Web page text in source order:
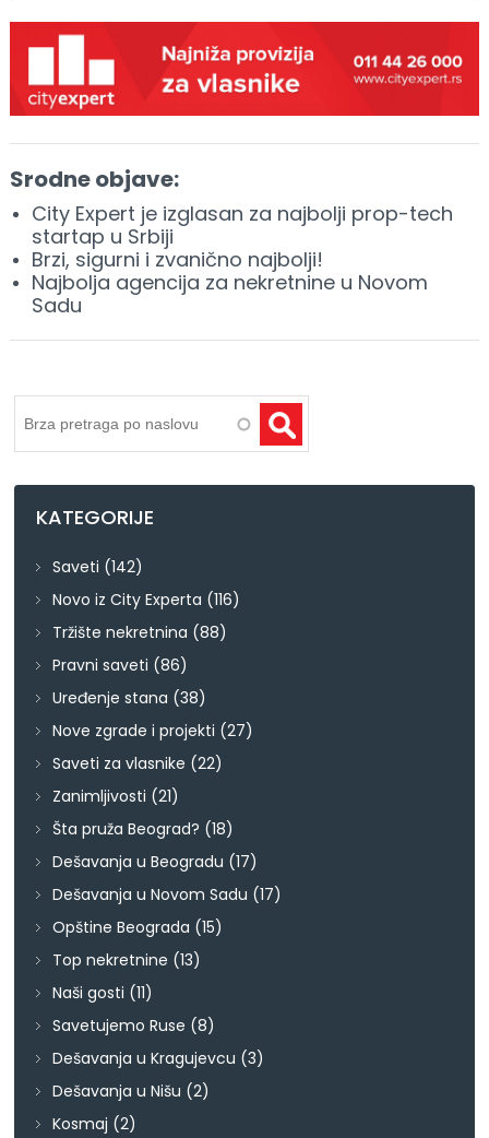
Srodne objave:
City Expert je izglasan za najbolji prop-tech
startap u Srbiji
Brzi, sigurni i zvanično najbolji!
Najbolja agencija za nekretnine u Novom
Sadu
KATEGORIJE
Saveti (142)
Novo iz City Experta (116)
Tržište nekretnina (88)
Pravni saveti (86)
Uređenje stana (38)
Nove zgrade i projekti (27)
Saveti za vlasnike (22)
Zanimljivosti (21)
Šta pruža Beograd? (18)
Dešavanja u Beogradu (17)
Dešavanja u Novom Sadu (17)
Opštine Beograda (15)
Top nekretnine (13)
Naši gosti (11)
Savetujemo Ruse (8)
Dešavanja u Kragujevcu (3)
Dešavanja u Nišu (2)
Kosmaj (2)